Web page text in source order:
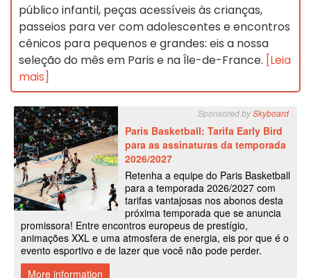
público infantil, peças acessíveis às crianças,
passeios para ver com adolescentes e encontros
cênicos para pequenos e grandes: eis a nossa
seleção do mês em Paris e na Île-de-France. [Leia
mais]